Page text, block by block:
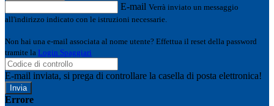
E-mail Verrà inviato un messaggio
all'indirizzo indicato con le istruzioni necessarie.
Non hai una e-mail associata al nome utente? Effettua il reset della password
tramite la Login Spaggiari
E-mail inviata, si prega di controllare la casella di posta elettronica!
Errore